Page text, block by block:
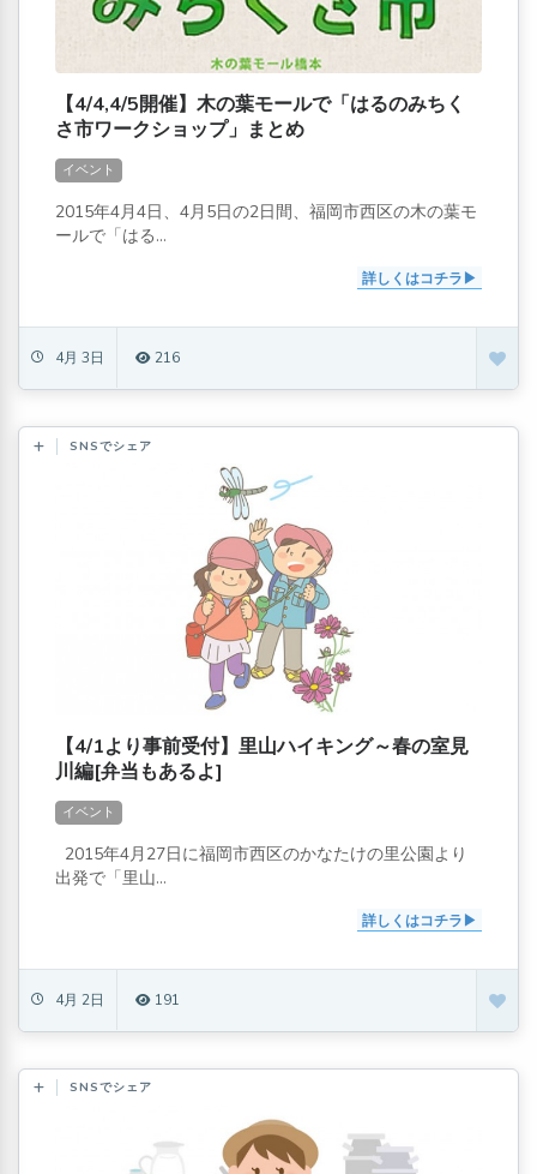
【4/4,4/5開催】木の葉モールで「はるのみちく
さ市ワークショップ」まとめ
イベント
2015年4月4日、4月5日の2日間、福岡市西区の木の葉モ
ールで「はる...
詳しくはコチラ
4月 3日 216
SNSでシェア
【4/1より事前受付】里山ハイキング～春の室見
川編[弁当もあるよ]
イベント
2015年4月27日に福岡市西区のかなたけの里公園より
出発で「里山...
詳しくはコチラ
4月 2日 191
SNSでシェア